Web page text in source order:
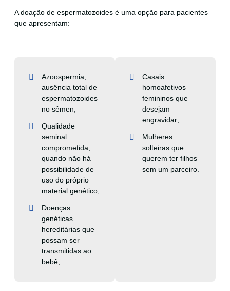
A doação de espermatozoides é uma opção para pacientes
que apresentam:
Azoospermia,
ausência total de
espermatozoides
no sêmen;
Qualidade
seminal
comprometida,
quando não há
possibilidade de
uso do próprio
material genético;
Doenças
genéticas
hereditárias que
possam ser
transmitidas ao
bebê;
Casais
homoafetivos
femininos que
desejam
engravidar;
Mulheres
solteiras que
querem ter filhos
sem um parceiro.